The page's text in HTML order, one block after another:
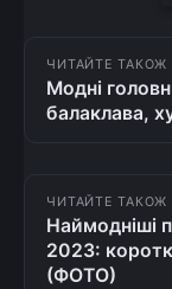
ЧИТАЙТЕ ТАКОЖ
Модні
балаклава,
ЧИТАЙТЕ ТАКОЖ
Наймодніші
2023:
(ФОТО)